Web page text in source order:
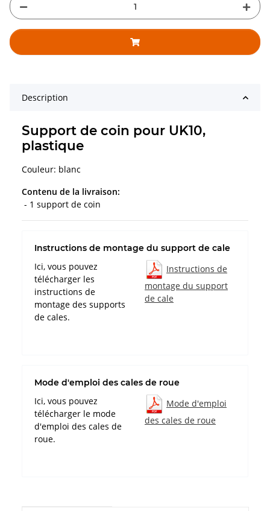
Description
Support de coin pour UK10,
plastique
Couleur: blanc
Contenu de la livraison:
- 1 support de coin
Instructions de montage du support de cale
Ici, vous pouvez
télécharger les
instructions de
montage des supports
de cales.
Instructions de
montage du support
de cale
Mode d'emploi des cales de roue
Ici, vous pouvez
télécharger le mode
d'emploi des cales de
roue.
Mode d'emploi
des cales de roue